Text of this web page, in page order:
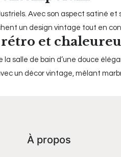
Avec son aspect satiné
un design vintage tout en
et
salle de bain d’une douce
un décor vintage, mêlant
À propos